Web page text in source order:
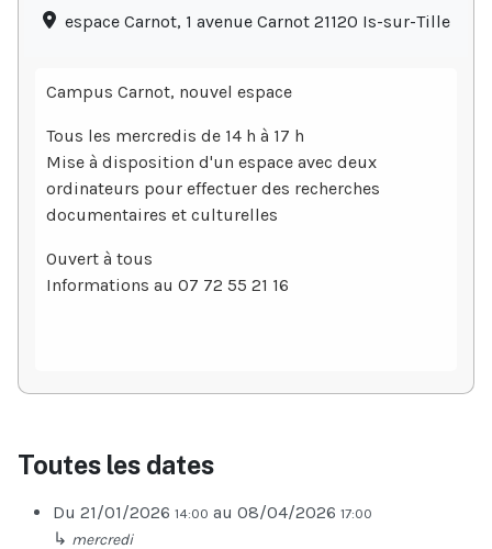
espace Carnot, 1 avenue Carnot 21120 Is-sur-Tille
Campus Carnot, nouvel espace
Tous les mercredis de 14 h à 17 h
Mise à disposition d'un espace avec deux
ordinateurs pour effectuer des recherches
documentaires et culturelles
Ouvert à tous
Informations au 07 72 55 21 16
Toutes les dates
Du 21/01/2026 14:00 au 08/04/2026 17:00
↳ mercredi